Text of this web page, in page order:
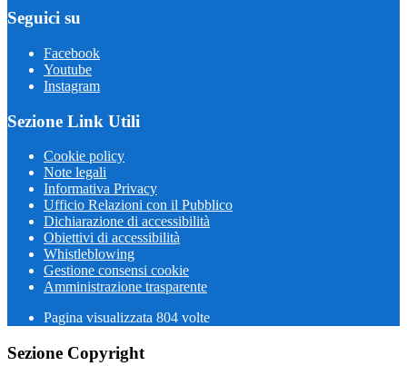
Seguici su
Facebook
Youtube
Instagram
Sezione Link Utili
Cookie policy
Note legali
Informativa Privacy
Ufficio Relazioni con il Pubblico
Dichiarazione di accessibilità
Obiettivi di accessibilità
Whistleblowing
Gestione consensi cookie
Amministrazione trasparente
Pagina visualizzata 804 volte
Sezione Copyright